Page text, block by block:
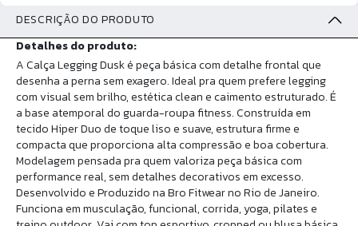
DESCRIÇÃO DO PRODUTO
Detalhes do produto:
A Calça Legging Dusk é peça básica com detalhe frontal que
desenha a perna sem exagero. Ideal pra quem prefere legging
com visual sem brilho, estética clean e caimento estruturado. É
a base atemporal do guarda-roupa fitness. Construída em
tecido Hiper Duo de toque liso e suave, estrutura firme e
compacta que proporciona alta compressão e boa cobertura.
Modelagem pensada pra quem valoriza peça básica com
performance real, sem detalhes decorativos em excesso.
Desenvolvido e Produzido na Bro Fitwear no Rio de Janeiro.
Funciona em musculação, funcional, corrida, yoga, pilates e